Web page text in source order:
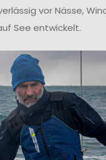
vor Nässe,
See entwickelt.